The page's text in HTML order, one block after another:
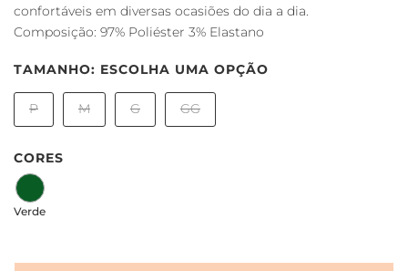
confortáveis em diversas ocasiões do dia a dia.
Composição: 97% Poliéster 3% Elastano
TAMANHO: ESCOLHA UMA OPÇÃO
P M G GG
CORES
Verde